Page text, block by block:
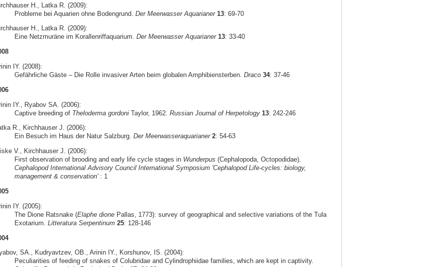
H., Latka R. (2009):
Probleme bei Aquarien ohne Bodengrund. Der Meerwasser Aquarianer 13: 69-70
H., Latka R. (2009):
Eine Netzmuräne im Korallenriffaquarium. Der Meerwasser Aquarianer 13: 33-40
IY. (2008):
Gefährliche Gäste – Die Rolle invasiver Arten beim globalen Amphibiensterben. Draco 34: 37-46
IY., Ryabov SA. (2006):
Captive breeding of Theloderma gordoniTaylor, 1962. Russian Journal of Herpetology 13: 242-246
R., Kirchhauser J. (2006):
Ein Besuch im Haus der Natur Salzburg. Der Meerwasseraquarianer 2: 54-63
V., Kirchhauser J. (2006):
First observation of brooding and early life cycle stages in Wunderpus (Cephalopoda, Octopodidae).
Cephalopod International Advisory Council International Symposium 'Cephalopod Life-cycles: biology,
management & conservation': 1
IY. (2005):
The Dione Ratsnake (Elaphe dionePallas, 1773): survey of geographical and selective variations of the Tula
Exotarium. Litteratura Serpentinum 25: 128-146
SA., Kudryavtzev, OB., Arinin IY., Korshunov, IS. (2004):
Peculiarities of feeding of snakes of Colubridae and Cylindrophiidae families, which are kept in captivity.